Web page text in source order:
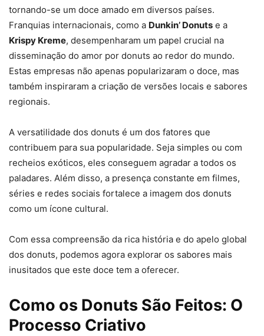
tornando-se um doce amado em diversos países.
Franquias internacionais, como a Dunkin’ Donuts e a
Krispy Kreme, desempenharam um papel crucial na
disseminação do amor por donuts ao redor do mundo.
Estas empresas não apenas popularizaram o doce, mas
também inspiraram a criação de versões locais e sabores
regionais.
A versatilidade dos donuts é um dos fatores que
contribuem para sua popularidade. Seja simples ou com
recheios exóticos, eles conseguem agradar a todos os
paladares. Além disso, a presença constante em filmes,
séries e redes sociais fortalece a imagem dos donuts
como um ícone cultural.
Com essa compreensão da rica história e do apelo global
dos donuts, podemos agora explorar os sabores mais
inusitados que este doce tem a oferecer.
Como os Donuts São Feitos: O
Processo Criativo